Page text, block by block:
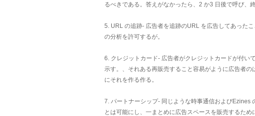
るべきである。答えがなかったら、2 か3 日後で呼び、
5. URL の追跡- 広告者を追跡のURL を広告してあった
の分析を許可するが。
6. クレジットカード- 広告者がクレジットカードが付い
示す。、それある再販売すること容易がように広告者
にそれを作る作る。
7. パートナーシップ- 同じような時事通信およびEzines
とは可能にし、一まとめに広告スペースを販売するた